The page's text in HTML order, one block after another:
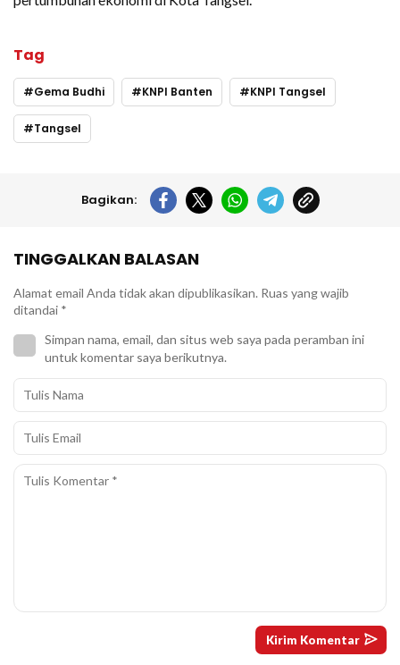
Tag
Gema Budhi KNPI Banten KNPI Tangsel
Tangsel
Bagikan:
TINGGALKAN BALASAN
Alamat email Anda tidak akan dipublikasikan. Ruas yang wajib
ditandai *
Simpan nama, email, dan situs web saya pada peramban ini
untuk komentar saya berikutnya.